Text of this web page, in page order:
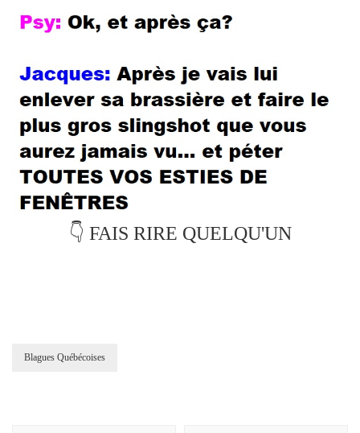
👇 FAIS RIRE QUELQU'UN
Blagues Québécoises